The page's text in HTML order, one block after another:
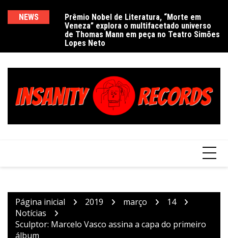
NEWS
Prêmio Nobel de Literatura, “Morte em
Veneza” explora o multifacetado universo
de Thomas Mann em peça no Teatro Simões
Lopes Neto
Página inicial 2019 março
14
Notícias
Sculptor: Marcelo Vasco assina a capa do primeiro
álbum